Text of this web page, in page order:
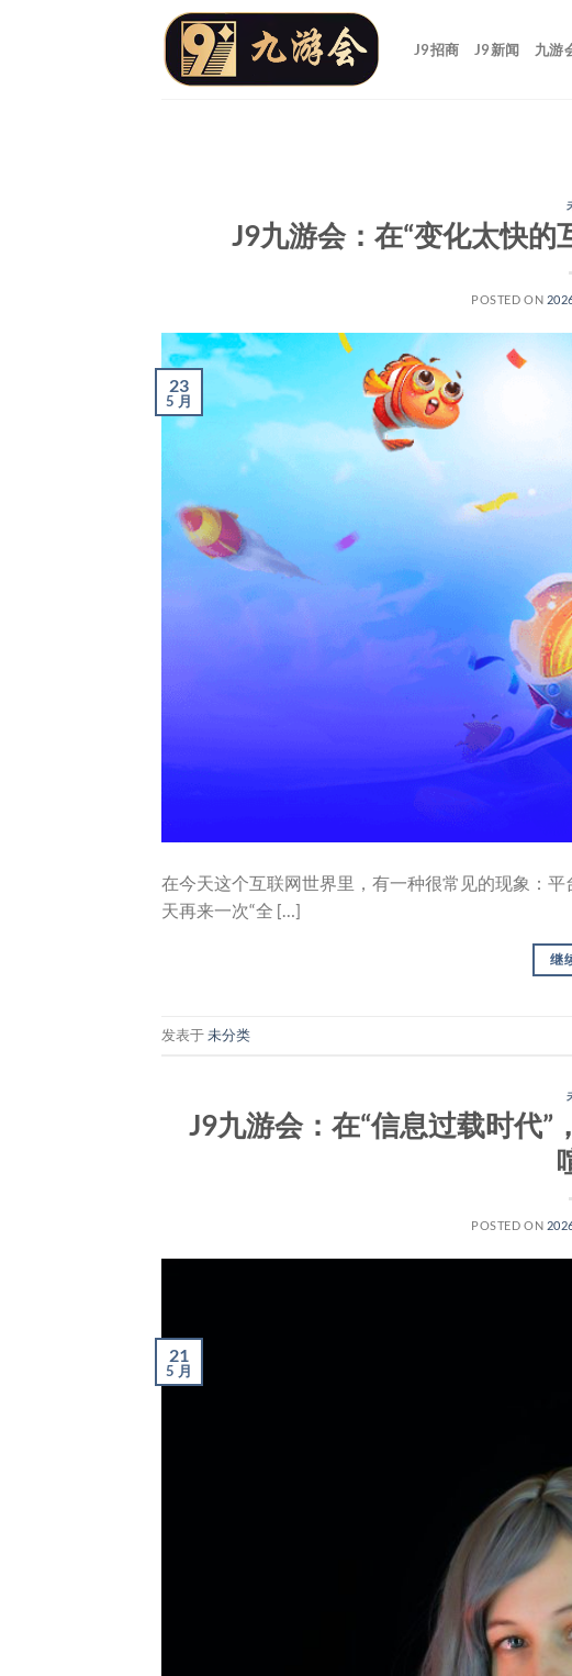
J9招商 J9新闻 九游
J9九游会：在“变化太快的
POSTED ON
23
5 月
在今天这个互联网世界里，有一种很常见的现象：
天再来一次“全 […]
继
发表于未分类
J9九游会：在“信息过载时代
POSTED ON
21
5 月